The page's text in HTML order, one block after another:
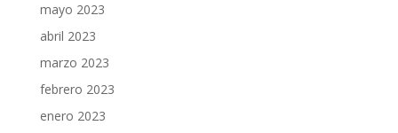
mayo 2023
abril 2023
marzo 2023
febrero 2023
enero 2023